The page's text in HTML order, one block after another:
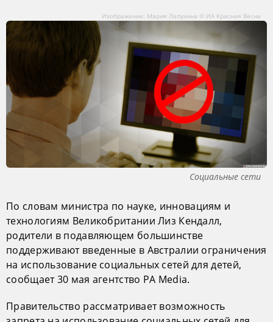
Изображение: Мария Лапухина © ИА Красная Весна
Социальные сети
По словам министра по науке, инновациям и
технологиям Великобритании Лиз Кендалл,
родители в подавляющем большинстве
поддерживают введенные в Австралии ограничения
на использование социальных сетей для детей,
сообщает 30 мая агентство PA Media.
Правительство рассматривает возможность